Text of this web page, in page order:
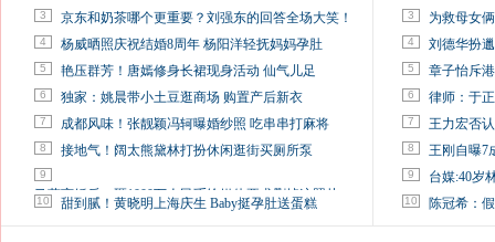
3 京东和奶茶哪个更重要？刘强东的回答全场大笑！
4 杨威晒照庆祝结婚8周年 杨阳洋轻抚妈妈孕肚
5 艳压群芳！唐嫣修身长裙现身活动 仙气儿足
6 独家：姚晨带小土豆逛商场 购置产后新衣
7 成都风味！张靓颖冯轲曝婚纱照 吃串串打麻将
8 接地气！阔太熊黛林打扮休闲逛街买厕所泵
9
马蓉离婚后，砸1000万人民币给媒体要求删掉这照片
10 甜到腻！黄晓明上海庆生 Baby挺孕肚送蛋糕
3 为救母女
4 刘德华扮
5 章子怡斥
6 律师：于
7 王力宏否
8 王刚自曝7
9 台媒:40岁
10 陈冠希：